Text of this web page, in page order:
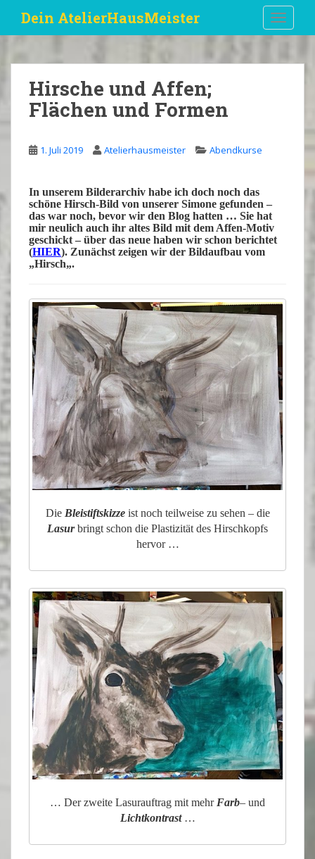
i
n
Dein AtelierHausMeister
Hirsche und Affen;
Flächen und Formen
1. Juli 2019 Atelierhausmeister Abendkurse
In unserem Bilderarchiv habe ich doch noch das
schöne Hirsch-Bild von unserer Simone gefunden –
das war noch, bevor wir den Blog hatten … Sie hat
mir neulich auch ihr altes Bild mit dem Affen-Motiv
geschickt – über das neue haben wir schon berichtet
(HIER). Zunächst zeigen wir der Bildaufbau vom
„Hirsch„.
Die Bleistiftskizzeist noch teilweise zu sehen – die
Lasurbringt schon die Plastizität des Hirschkopfs
hervor …
… Der zweite Lasurauftrag mit mehr Farb– und
Lichtkontrast…